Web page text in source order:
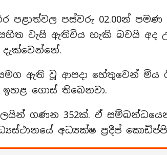
පළාත්වල පස්වරු 02.00න් පමණ
වැසි ඇතිවිය හැකි බවයි අද
ඇති වූ ආපදා හේතුවෙන් මිය
ගොස් තිබෙනවා.
ගණන 352ක්. ඒ
අධ්‍යක්ෂ ප්‍රදීප්